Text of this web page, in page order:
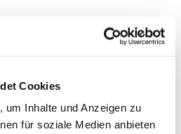
Cookies
um Inhalte und Anzeigen zu
für soziale Medien anbieten
der Meister praktisch schon
nur wundern, dass diese
immer noch dauernd